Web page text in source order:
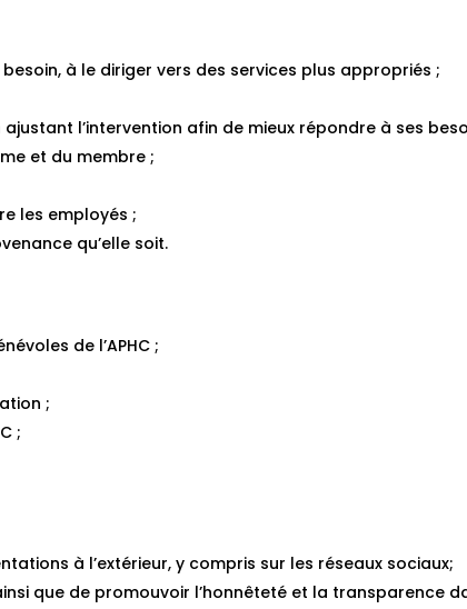
à le diriger vers des services plus appropriés ;
l’intervention afin de mieux répondre à ses
et du membre ;
les employés ;
qu’elle soit.
de l’APHC ;
;
;
à l’extérieur, y compris sur les réseaux sociaux;
que de promouvoir l’honnêteté et la transparence